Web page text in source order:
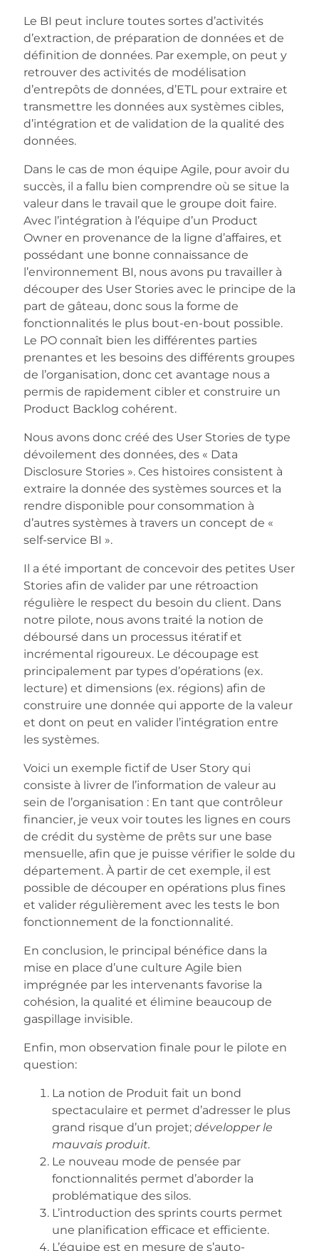
Le BI peut inclure toutes sortes d’activités
d’extraction, de préparation de données et de
définition de données. Par exemple, on peut y
retrouver des activités de modélisation
d’entrepôts de données, d’ETL pour extraire et
transmettre les données aux systèmes cibles,
d’intégration et de validation de la qualité des
données.
Dans le cas de mon équipe Agile, pour avoir du
succès, il a fallu bien comprendre où se situe la
valeur dans le travail que le groupe doit faire.
Avec l’intégration à l’équipe d’un Product
Owner en provenance de la ligne d’affaires, et
possédant une bonne connaissance de
l’environnement BI, nous avons pu travailler à
découper des User Stories avec le principe de la
part de gâteau, donc sous la forme de
fonctionnalités le plus bout-en-bout possible.
Le PO connaît bien les différentes parties
prenantes et les besoins des différents groupes
de l’organisation, donc cet avantage nous a
permis de rapidement cibler et construire un
Product Backlog cohérent.
Nous avons donc créé des User Stories de type
dévoilement des données, des « Data
Disclosure Stories ». Ces histoires consistent à
extraire la donnée des systèmes sources et la
rendre disponible pour consommation à
d’autres systèmes à travers un concept de «
self-service BI ».
Il a été important de concevoir des petites User
Stories afin de valider par une rétroaction
régulière le respect du besoin du client. Dans
notre pilote, nous avons traité la notion de
déboursé dans un processus itératif et
incrémental rigoureux. Le découpage est
principalement par types d’opérations (ex.
lecture) et dimensions (ex. régions) afin de
construire une donnée qui apporte de la valeur
et dont on peut en valider l’intégration entre
les systèmes.
Voici un exemple fictif de User Story qui
consiste à livrer de l’information de valeur au
sein de l’organisation : En tant que contrôleur
financier, je veux voir toutes les lignes en cours
de crédit du système de prêts sur une base
mensuelle, afin que je puisse vérifier le solde du
département. À partir de cet exemple, il est
possible de découper en opérations plus fines
et valider régulièrement avec les tests le bon
fonctionnement de la fonctionnalité.
En conclusion, le principal bénéfice dans la
mise en place d’une culture Agile bien
imprégnée par les intervenants favorise la
cohésion, la qualité et élimine beaucoup de
gaspillage invisible.
Enfin, mon observation finale pour le pilote en
question:
La notion de Produit fait un bond
spectaculaire et permet d’adresser le plus
grand risque d’un projet; développer le
mauvais produit.
Le nouveau mode de pensée par
fonctionnalités permet d’aborder la
problématique des silos.
L’introduction des sprints courts permet
une planification efficace et efficiente.
L’équipe est en mesure de s’auto-